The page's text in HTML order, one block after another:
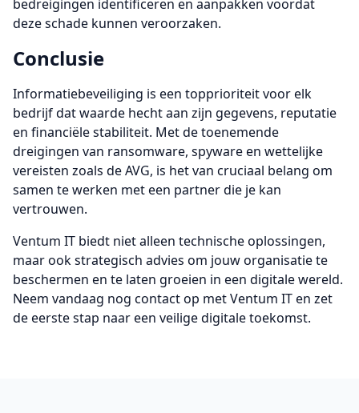
bedreigingen identificeren en aanpakken voordat
deze schade kunnen veroorzaken.
Conclusie
Informatiebeveiliging is een topprioriteit voor elk
bedrijf dat waarde hecht aan zijn gegevens, reputatie
en financiële stabiliteit. Met de toenemende
dreigingen van ransomware, spyware en wettelijke
vereisten zoals de AVG, is het van cruciaal belang om
samen te werken met een partner die je kan
vertrouwen.
Ventum IT biedt niet alleen technische oplossingen,
maar ook strategisch advies om jouw organisatie te
beschermen en te laten groeien in een digitale wereld.
Neem vandaag nog contact op met Ventum IT en zet
de eerste stap naar een veilige digitale toekomst.